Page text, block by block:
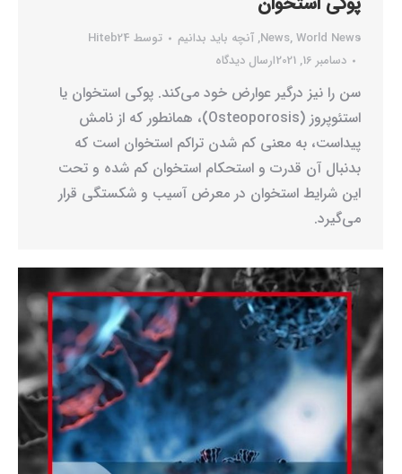
News,World News
,آنچه باید بدانیم توسط Hiteb24
دسامبر 16, 2021
ارسال دیدگاه
سن را نیز درگیر عوارض خود می‌کند. پوکی استخوان یا
استئوپروز (Osteoporosis)، همانطور که از نامش
پیداست، به معنی کم شدن تراکم استخوان است که
بدنبال آن قدرت و استحکام استخوان کم شده و تحت
این شرایط استخوان در معرض آسیب و شکستگی قرار
می‌گیرد.